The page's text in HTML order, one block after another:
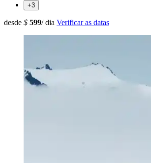
+3
desde $ 599/ dia Verificar as datas